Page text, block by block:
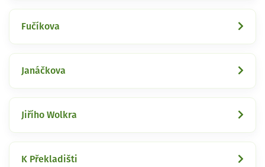
Fučíkova
Janáčkova
Jiřího Wolkra
K Překladišti